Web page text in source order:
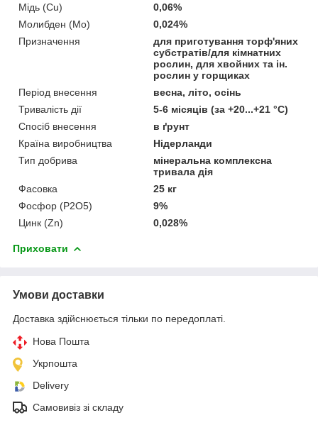
Мідь (Cu)
0,06%
Молибден (Mo)
0,024%
Призначення
для приготування торф'яних
субстратів/для кімнатних
рослин, для хвойних та ін.
рослин у горщиках
Період внесення
весна, літо, осінь
Тривалість дії
5-6 місяців (за +20...+21 °C)
Спосіб внесення
в ґрунт
Країна виробництва
Нідерланди
Тип добрива
мінеральна комплексна
тривала дія
Фасовка
25 кг
Фосфор (P2O5)
9%
Цинк (Zn)
0,028%
Приховати
Умови доставки
Доставка здійснюється тільки по передоплаті.
Нова Пошта
Укрпошта
Delivery
Самовивіз зі складу